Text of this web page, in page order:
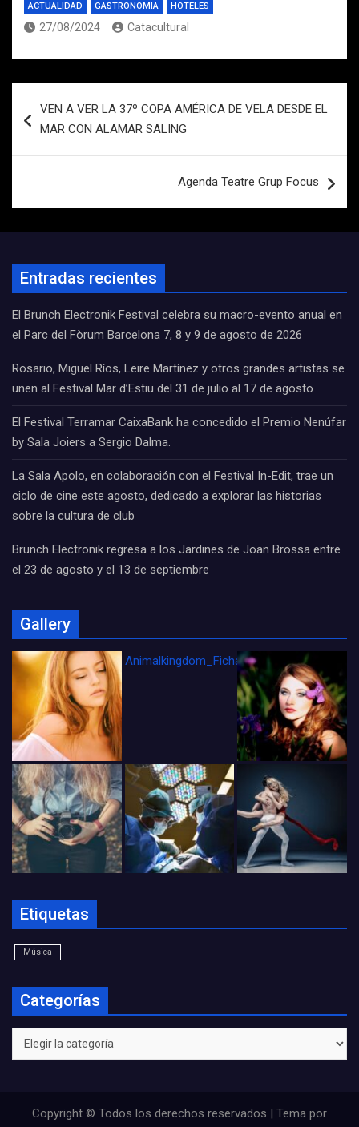
ACTUALIDAD GASTRONOMIA HOTELES
27/08/2024 Catacultural
de
VEN A VER LA 37º COPA AMÉRICA DE VELA DESDE EL
MAR CON ALAMAR SALING
Agenda Teatre Grup Focus
Entradas recientes
El Brunch Electronik Festival celebra su macro-evento anual en
el Parc del Fòrum Barcelona 7, 8 y 9 de agosto de 2026
Rosario, Miguel Ríos, Leire Martínez y otros grandes artistas se
unen al Festival Mar d’Estiu del 31 de julio al 17 de agosto
El Festival Terramar CaixaBank ha concedido el Premio Nenúfar
by Sala Joiers a Sergio Dalma.
La Sala Apolo, en colaboración con el Festival In-Edit, trae un
ciclo de cine este agosto, dedicado a explorar las historias
sobre la cultura de club
Brunch Electronik regresa a los Jardines de Joan Brossa entre
el 23 de agosto y el 13 de septiembre
Gallery
Animalkingdom_FichaCine
Etiquetas
Música
Categorías
Categorías
Copyright © Todos los derechos reservados | Tema por